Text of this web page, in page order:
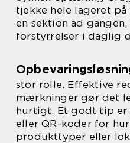
tjekke hele lageret
en sektion ad
forstyrrelser i daglig
stor rolle. Effektive
mærkninger gør det
hurtigt. Et godt tip er
eller QR-koder for
produkttyper eller